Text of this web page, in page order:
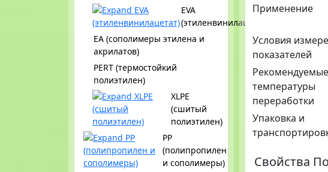
EVA
(этиленвинилацетат)
EA (сополимеры этилена и
акрилатов)
PERT (термостойкий
полиэтилен)
XLPE
(сшитый
полиэтилен)
PP
(полипропилен
и сополимеры)
Применение
Условия
показателей
Рекомендуемые
температуры
переработки
Упаковка и
Свойства